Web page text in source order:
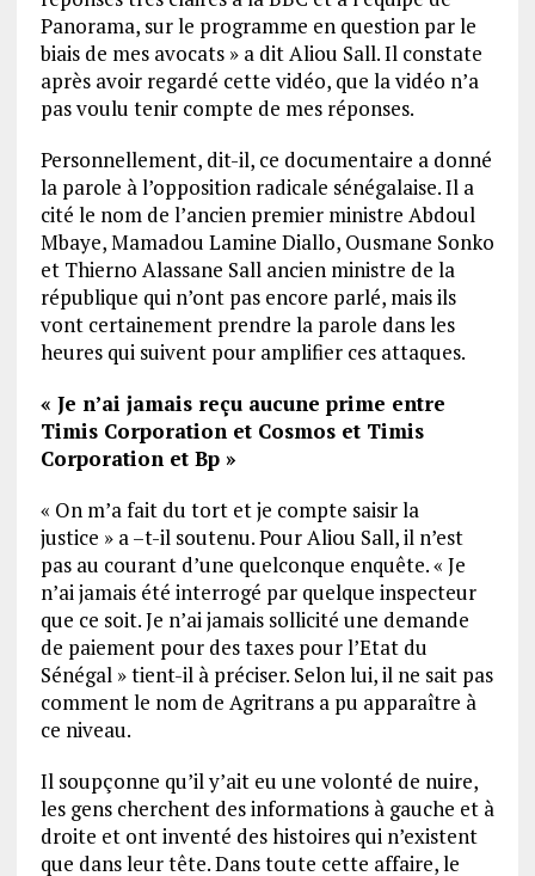
Panorama, sur le programme en question par le
biais de mes avocats » a dit Aliou Sall. Il constate
après avoir regardé cette vidéo, que la vidéo n’a
pas voulu tenir compte de mes réponses.
Personnellement, dit-il, ce documentaire a donné
la parole à l’opposition radicale sénégalaise. Il a
cité le nom de l’ancien premier ministre Abdoul
Mbaye, Mamadou Lamine Diallo, Ousmane Sonko
et Thierno Alassane Sall ancien ministre de la
république qui n’ont pas encore parlé, mais ils
vont certainement prendre la parole dans les
heures qui suivent pour amplifier ces attaques.
« Je n’ai jamais reçu aucune prime entre
Timis Corporation et Cosmos et Timis
Corporation et Bp »
« On m’a fait du tort et je compte saisir la
justice » a –t-il soutenu. Pour Aliou Sall, il n’est
pas au courant d’une quelconque enquête. « Je
n’ai jamais été interrogé par quelque inspecteur
que ce soit. Je n’ai jamais sollicité une demande
de paiement pour des taxes pour l’Etat du
Sénégal » tient-il à préciser. Selon lui, il ne sait pas
comment le nom de Agritrans a pu apparaître à
ce niveau.
Il soupçonne qu’il y’ait eu une volonté de nuire,
les gens cherchent des informations à gauche et à
droite et ont inventé des histoires qui n’existent
que dans leur tête. Dans toute cette affaire, le